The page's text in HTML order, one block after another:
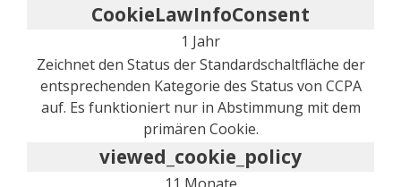
CookieLawInfoConsent
1 Jahr
Zeichnet den Status der Standardschaltfläche der
entsprechenden Kategorie des Status von CCPA
auf. Es funktioniert nur in Abstimmung mit dem
primären Cookie.
viewed_cookie_policy
11 Monate